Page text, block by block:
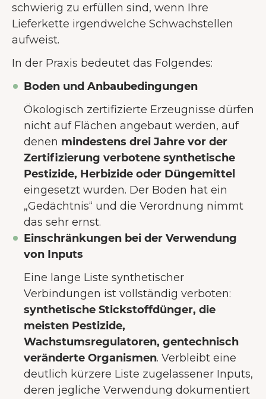
schwierig zu erfüllen sind, wenn Ihre
Lieferkette irgendwelche Schwachstellen
aufweist.
In der Praxis bedeutet das Folgendes:
Boden und Anbaubedingungen
Ökologisch zertifizierte Erzeugnisse dürfen
nicht auf Flächen angebaut werden, auf
denen mindestens drei Jahre vor der
Zertifizierung verbotene synthetische
Pestizide, Herbizide oder Düngemittel
eingesetzt wurden. Der Boden hat ein
„Gedächtnis“ und die Verordnung nimmt
das sehr ernst.
Einschränkungen bei der Verwendung
von Inputs
Eine lange Liste synthetischer
Verbindungen ist vollständig verboten:
synthetische Stickstoffdünger, die
meisten Pestizide,
Wachstumsregulatoren, gentechnisch
veränderte Organismen. Verbleibt eine
deutlich kürzere Liste zugelassener Inputs,
deren jegliche Verwendung dokumentiert